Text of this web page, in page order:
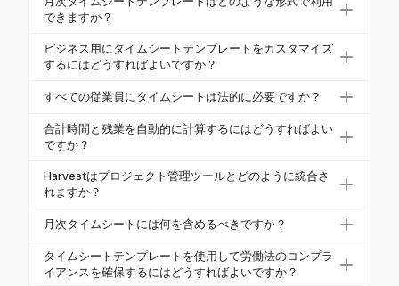
できますか？
月次タイムシートテンプレートは、Excel、Word、P
DF、Google Sheets形式で利用可能です。これらの
みに応じた柔軟性と使いやすさを提供します。
ビジネス用にタイムシートテンプレートをカスタマイズ
するにはどうすればよいですか？
タイムシートテンプレートをカスタマイズするに
社特有の情報を追加します。また、タスクやプロ
ジェクトを定義し、ビジネスニーズに合わせて特定
の休暇の種類のフィールドを調整することもできま
す。
すべての従業員にタイムシートは法的に必要ですか？
タイムシート、または労働時間の同等の記録は、米
国の公正労働基準法（FLSA）に基づき、非免除従業
ライアンスを確保するためです。
合計時間と残業を自動的に計算するにはどうすればよい
ですか？
多くのExcelやGoogle Sheetsのタイムシートテンプ
レートには、合計時間、通常の給与、残業を自動的
ます。この機能により、追跡プロセスが簡素化さ
れ、手動エラーが減少します。
Harvestはプロジェクト管理ツールとどのように統合さ
れますか？
Harvestは、Asana、Trello、Jiraなどの人気のプロ
ラットフォーム間でのスムーズな時間追跡を可能に
します。この統合は、効率的なプロジェクト管理と
月次タイムシートには何を含めるべきですか？
月次タイムシートには、従業員の詳細、日付と時間
の期間、プロジェクト/タスクの詳細、開始および終
タイムシートテンプレートを使用して労働法のコンプラ
イアンスを確保するにはどうすればよいですか？